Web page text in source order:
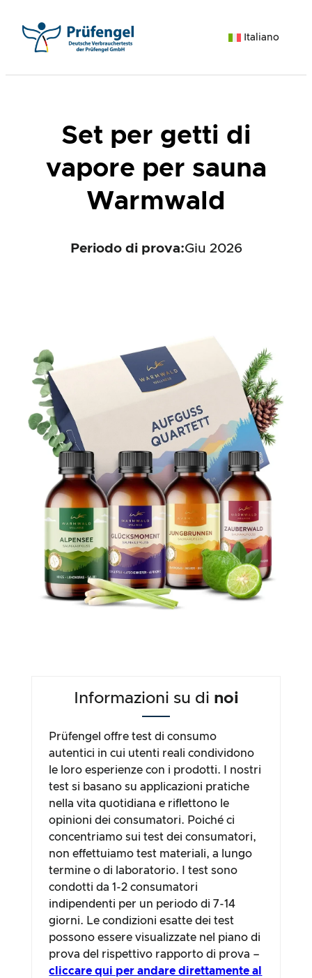
contenuto
Italiano
Set per getti di
vapore per sauna
Warmwald
Periodo di prova:Giu 2026
Informazioni su di noi
Prüfengel offre test di consumo
autentici in cui utenti reali condividono
le loro esperienze con i prodotti. I nostri
test si basano su applicazioni pratiche
nella vita quotidiana e riflettono le
opinioni dei consumatori. Poiché ci
concentriamo sui test dei consumatori,
non effettuiamo test materiali, a lungo
termine o di laboratorio. I test sono
condotti da 1-2 consumatori
indipendenti per un periodo di 7-14
giorni. Le condizioni esatte dei test
possono essere visualizzate nel piano di
prova del rispettivo rapporto di prova –
cliccare qui per andare direttamente al